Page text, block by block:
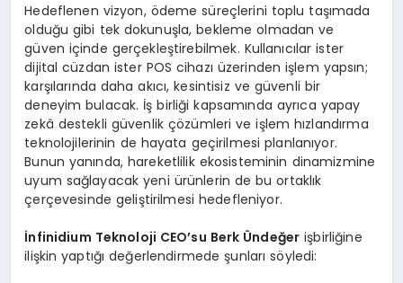
Hedeflenen vizyon, ödeme süreçlerini toplu taşımada
olduğu gibi tek dokunuşla, bekleme olmadan ve
güven içinde gerçekleştirebilmek. Kullanıcılar ister
dijital cüzdan ister POS cihazı üzerinden işlem yapsın;
karşılarında daha akıcı, kesintisiz ve güvenli bir
deneyim bulacak. İş birliği kapsamında ayrıca yapay
zekâ destekli güvenlik çözümleri ve işlem hızlandırma
teknolojilerinin de hayata geçirilmesi planlanıyor.
Bunun yanında, hareketlilik ekosisteminin dinamizmine
uyum sağlayacak yeni ürünlerin de bu ortaklık
çerçevesinde geliştirilmesi hedefleniyor.
İnfinidium Teknoloji CEO’su Berk Ündeğer işbirliğine
ilişkin yaptığı değerlendirmede şunları söyledi: